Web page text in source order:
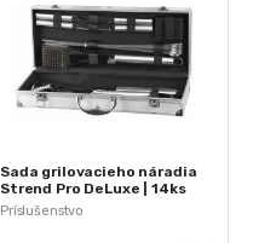
Príslušenstvo
Sada grilovacieho náradia
Strend Pro DeLuxe | 14ks